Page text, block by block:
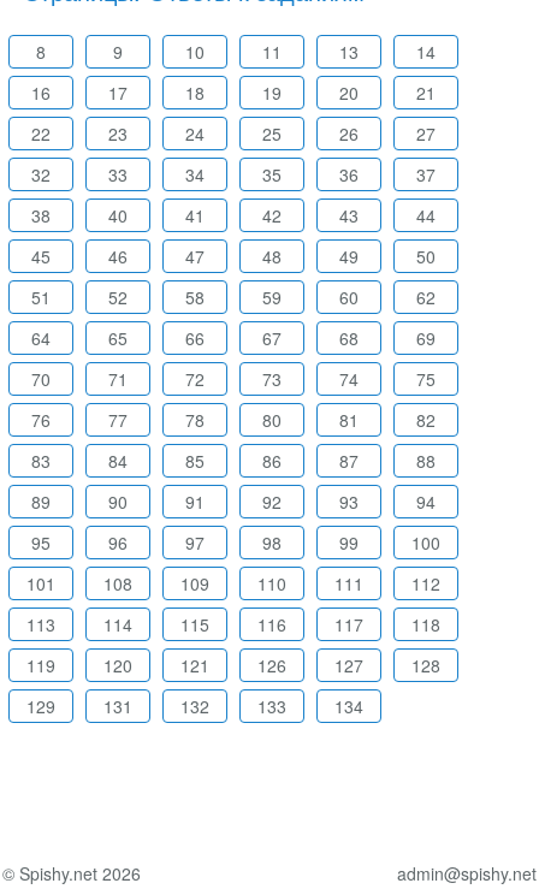
8 9 10 11 13
14
16
17 18 19 20
21
22
23 24 25 26
27
32
33 34 35 36
37
38
40 41 42 43
44
45
46 47 48 49
50
51
52 58 59 60
62
64
65 66 67 68
69
70
71 72 73 74
75
76
77 78 80 81
82
83
84 85 86 87
88
89
90 91 92 93
94
95
96 97 98 99
100
101
108 109 110 111
112
113
114 115 116 117
118
119
120 121 126 127
128
129
131 132 133 134
© Spishy.net 2026 admin@spishy.net